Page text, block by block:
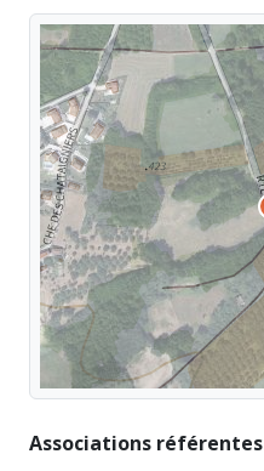
Associations référentes